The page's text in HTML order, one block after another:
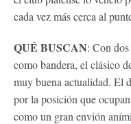
cada vez más cerca al
QUÉ BUSCAN: Con
como bandera, el clásico
muy buena actualidad. El
por la posición que
como un gran envión